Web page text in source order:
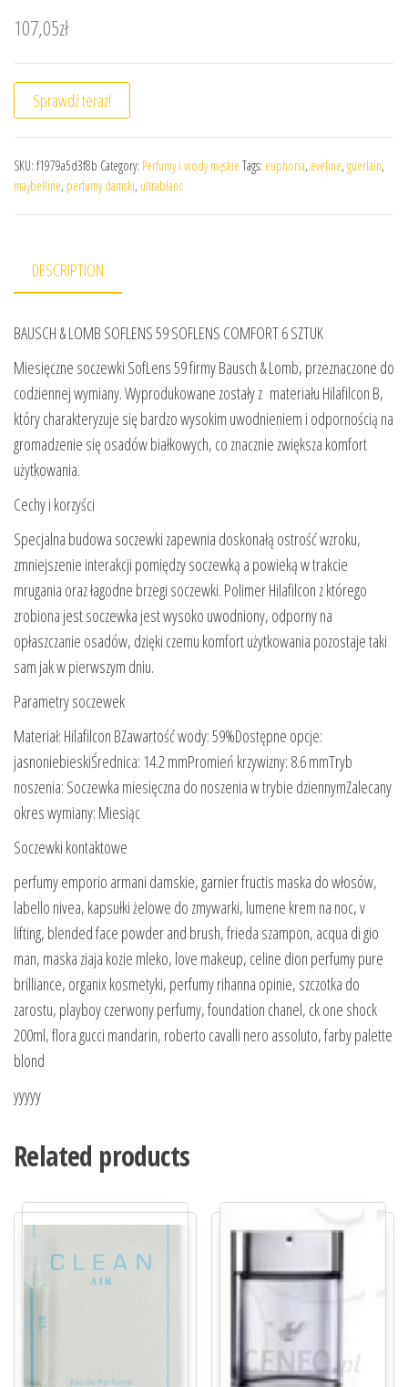
107,05zł
Sprawdź teraz!
SKU: f1979a5d3f8b Category: Perfumy i wody męskie Tags: euphoria, eveline, guerlain,
maybelline, perfumy damski, ultrablanc
DESCRIPTION
BAUSCH & LOMB SOFLENS 59 SOFLENS COMFORT 6 SZTUK
Miesięczne soczewki SofLens 59 firmy Bausch & Lomb, przeznaczone do
codziennej wymiany. Wyprodukowane zostały z materiału Hilafilcon B,
który charakteryzuje się bardzo wysokim uwodnieniem i odpornością na
gromadzenie się osadów białkowych, co znacznie zwiększa komfort
użytkowania.
Cechy i korzyści
Specjalna budowa soczewki zapewnia doskonałą ostrość wzroku,
zmniejszenie interakcji pomiędzy soczewką a powieką w trakcie
mrugania oraz łagodne brzegi soczewki. Polimer Hilafilcon z którego
zrobiona jest soczewka jest wysoko uwodniony, odporny na
opłaszczanie osadów, dzięki czemu komfort użytkowania pozostaje taki
sam jak w pierwszym dniu.
Parametry soczewek
Materiał: Hilafilcon BZawartość wody: 59%Dostępne opcje:
jasnoniebieskiŚrednica: 14.2 mmPromień krzywizny: 8.6 mmTryb
noszenia: Soczewka miesięczna do noszenia w trybie dziennymZalecany
okres wymiany: Miesiąc
Soczewki kontaktowe
perfumy emporio armani damskie, garnier fructis maska do włosów,
labello nivea, kapsułki żelowe do zmywarki, lumene krem na noc, v
lifting, blended face powder and brush, frieda szampon, acqua di gio
man, maska ziaja kozie mleko, love makeup, celine dion perfumy pure
brilliance, organix kosmetyki, perfumy rihanna opinie, szczotka do
zarostu, playboy czerwony perfumy, foundation chanel, ck one shock
200ml, flora gucci mandarin, roberto cavalli nero assoluto, farby palette
blond
yyyyy
Related products